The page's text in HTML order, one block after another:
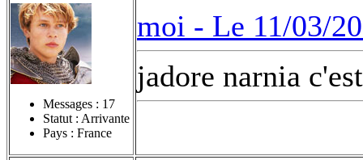
Messages : 17
Statut : Arrivante
Pays : France
moi - Le 11/03/
jadore narnia